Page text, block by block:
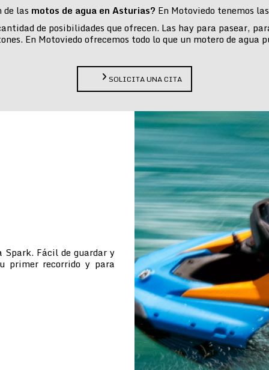
de las motos de agua en Asturias? En Motoviedo tenemos
de posibilidades que ofrecen. Las hay para pasear,
En Motoviedo ofrecemos todo lo que un motero de agua
SOLICITA UNA CITA
Fácil de guardar y
primer recorrido y para